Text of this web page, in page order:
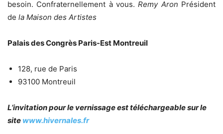
besoin. Confraternellement à vous.Remy Aron Président
de la Maison des Artistes
Palais des Congrès Paris-Est Montreuil
128, rue de Paris
93100 Montreuil
L’invitation pour le vernissage est téléchargeable sur le
site www.hivernales.fr